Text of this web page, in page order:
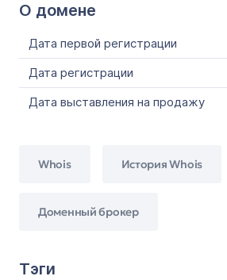
О домене
Дата первой регистрации
Дата регистрации
Дата выставления на продажу
Whois История Whois
Доменный брокер
Тэги